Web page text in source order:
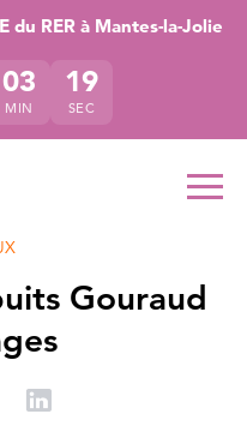
la page
du RER à Mantes-la-Jolie
03
MIN
18
SEC
Gouraud
sur Facebook
Partager sur Twitter